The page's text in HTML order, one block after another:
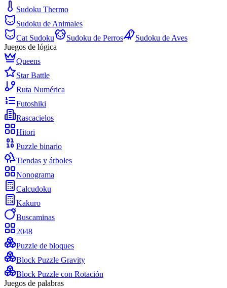
Sudoku Thermo
Sudoku de Animales
Cat Sudoku
Sudoku de Perros
Sudoku de Aves
Juegos de lógica
Queens
Star Battle
Ruta Numérica
Futoshiki
Rascacielos
Hitori
Puzzle binario
Tiendas y árboles
Nonograma
Calcudoku
Kakuro
Buscaminas
2048
Puzzle de bloques
Block Puzzle Gravity
Block Puzzle con Rotación
Juegos de palabras